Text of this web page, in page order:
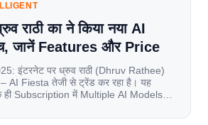
राठी का ने किया नया AI
जानें Features और Price
इंटरनेट पर ध्रुव राठी (Dhruv Rathee)
AI Fiesta तेजी से ट्रेंड कर रहा है। यह
ही Subscription में Multiple AI Models
लॉन्च के तुरंत […]